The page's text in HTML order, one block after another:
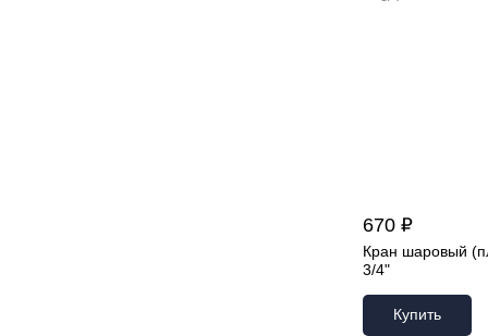
670 ₽
Кран шаровый
3/4"
Купить